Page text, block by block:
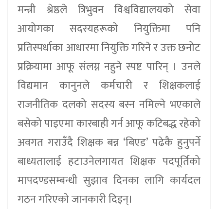
मन्त्री श्रेष्ठले त्रिभुवन विश्वविद्यालयको सेवा
आयोगका सदस्यहरूको नियुक्तिमा पनि
प्रतिस्पर्धाका आधारमा नियुक्ति गरिने र उक्त छनोट
प्रक्रियामा आफू संलग्न नहुने स्पष्ट पारिन् । उनले
विद्यमान कानुनले कर्मचारी र शिक्षकलाई
राजनीतिक दलको सदस्य बस्न नमिल्ने भएकाले
बसेको पाइएमा कारबाही गर्न आफू कटिबद्ध रहेको
अवगत गराउँदै शिक्षक बन्न ‘बिएड’ पढेकै हुनुपर्ने
बाध्यतालाई हटाउनेलगायत शिक्षक पदपूर्तिको
मापदण्डसम्बन्धी सुझाव दिनका लागि कार्यदल
गठन गरिएको जानकारी दिइन्।